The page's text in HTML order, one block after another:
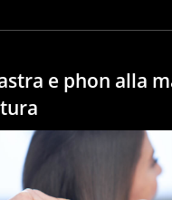
e phon alla